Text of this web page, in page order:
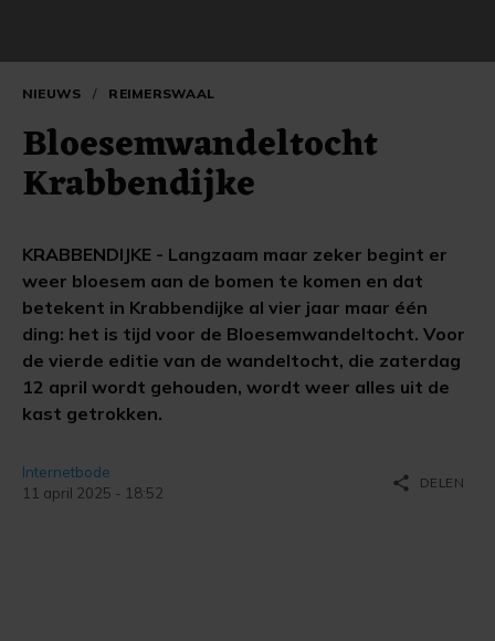
NIEUWS / REIMERSWAAL
Bloesemwandeltocht
Krabbendijke
KRABBENDIJKE - Langzaam maar zeker begint er
weer bloesem aan de bomen te komen en dat
betekent in Krabbendijke al vier jaar maar één
ding: het is tijd voor de Bloesemwandeltocht. Voor
de vierde editie van de wandeltocht, die zaterdag
12 april wordt gehouden, wordt weer alles uit de
kast getrokken.
Internetbode
11 april 2025 - 18:52
share DELEN